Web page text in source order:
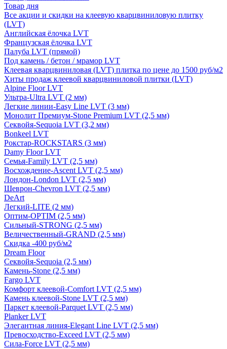
Товар дня
Все акции и скидки на клеевую кварцвиниловую плитку
(LVT)
Английская ёлочка LVT
Французская ёлочка LVT
Палуба LVT (прямой)
Под камень / бетон / мрамор LVT
Клеевая кварцвиниловая (LVT) плитка по цене до 1500 руб/м2
Хиты продаж клеевой кварцвиниловой плитки (LVT)
Alpine Floor LVT
Ультра-Ultra LVT (2 мм)
Легкие линии-Easy Line LVT (3 мм)
Монолит Премиум-Stone Premium LVT (2,5 мм)
Секвойя-Sequoia LVT (3,2 мм)
Bonkeel LVT
Рокстар-ROCKSTARS (3 мм)
Damy Floor LVT
Семья-Family LVT (2,5 мм)
Восхождение-Ascent LVT (2,5 мм)
Лондон-London LVT (2,5 мм)
Шеврон-Chevron LVT (2,5 мм)
DeArt
Легкий-LITE (2 мм)
Оптим-OPTIM (2,5 мм)
Сильный-STRONG (2,5 мм)
Величественный-GRAND (2,5 мм)
Скидка -400 руб/м2
Dream Floor
Секвойя-Sequoia (2,5 мм)
Камень-Stone (2,5 мм)
Fargo LVT
Комфорт клеевой-Comfort LVT (2,5 мм)
Камень клеевой-Stone LVT (2,5 мм)
Паркет клеевой-Parquet LVT (2,5 мм)
Planker LVT
Элегантная линия-Elegant Line LVT (2,5 мм)
Превосходство-Exceed LVT (2,5 мм)
Сила-Force LVT (2,5 мм)